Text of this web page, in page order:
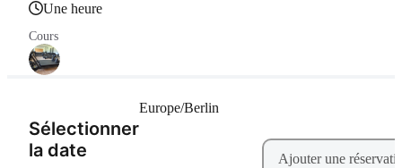
une heure
Cours
Sélectionner
la date
Europe/Berlin
Ajouter une